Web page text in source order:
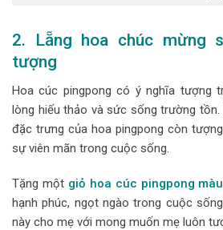
2. Lẵng hoa chúc mừng
tượng
Hoa cúc pingpong có ý nghĩa tượng
lòng hiếu thảo và sức sống trường tồn.
đặc trưng của hoa pingpong còn
sự viên mãn trong cuộc sống.
Tặng một giỏ hoa cúc pingpong
hạnh phúc, ngọt ngào trong cuộc
này cho mẹ với mong muốn mẹ luôn